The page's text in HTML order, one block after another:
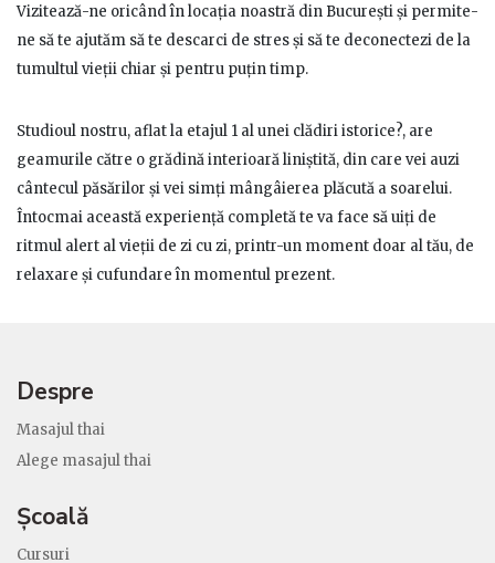
Vizitează-ne oricând în locația noastră din București și permite-
ne să te ajutăm să te descarci de stres și să te deconectezi de la
tumultul vieții chiar și pentru puțin timp.
Studioul nostru, aflat la etajul 1 al unei clădiri istorice?, are
geamurile către o grădină interioară liniștită, din care vei auzi
cântecul păsărilor și vei simți mângâierea plăcută a soarelui.
Întocmai această experiență completă te va face să uiți de
ritmul alert al vieții de zi cu zi, printr-un moment doar al tău, de
relaxare și cufundare în momentul prezent.
Despre
Masajul thai
Alege masajul thai
Școală
Cursuri